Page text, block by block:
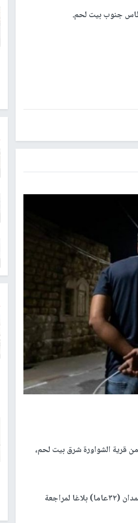
جنوب بيت لحم.
قرية الشواورة شرق بيت لحم،
وأفادت مصادر أمنية بأن قوات الاحتلال سلمت الشاب عماد حمدان محمد حمدان (٣٢عاما) بلاغا لمراجعة